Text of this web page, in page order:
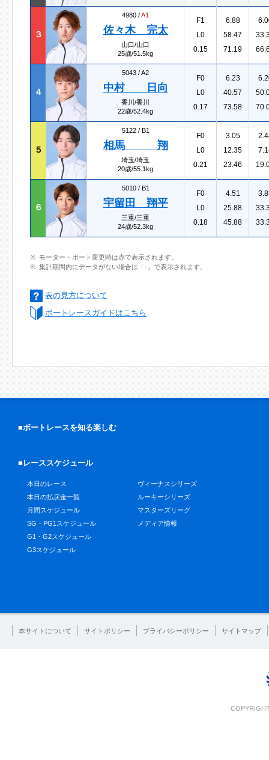
３
4980 /A1
佐々木 完太
山口/山口
25歳/51.5kg
F1
L0
0.15
6.88
58.47
71.19
４
5043 /A2
中村 日向
香川/香川
22歳/52.4kg
F0
L0
0.17
6.23
40.57
73.58
５
5122 / B1
相馬 翔
埼玉/埼玉
20歳/55.1kg
F0
L0
0.21
3.05
12.35
23.46
６
5010 / B1
宇留田 翔平
三重/三重
24歳/52.3kg
F0
L0
0.18
4.51
25.88
45.88
モーター・ボート変更時は赤で表示されます。
集計期間内にデータがない場合は「-」で表示されます。
表の見方について
ボートレースガイドはこちら
■ボートレースを知る楽しむ
■レーススケジュール
本日のレース
本日の払戻金一覧
月間スケジュール
SG・PG1スケジュール
G1・G2スケジュール
G3スケジュール
ヴィーナスシリーズ
ルーキーシリーズ
マスターズリーグ
メディア情報
本サイトについて サイトポリシー プライバシーポリシー サイトマップ